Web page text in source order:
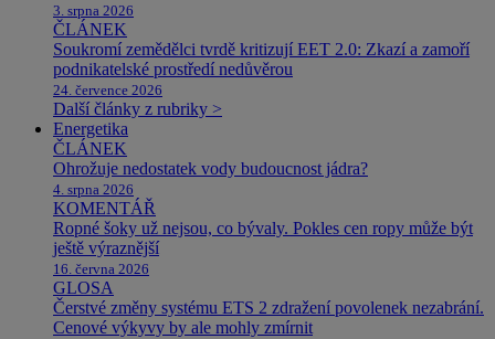
3. srpna 2026
ČLÁNEK
Soukromí zemědělci tvrdě kritizují EET 2.0: Zkazí a zamoří
podnikatelské prostředí nedůvěrou
24. července 2026
Další články z rubriky >
Energetika
ČLÁNEK
Ohrožuje nedostatek vody budoucnost jádra?
4. srpna 2026
KOMENTÁŘ
Ropné šoky už nejsou, co bývaly. Pokles cen ropy může být
ještě výraznější
16. června 2026
GLOSA
Čerstvé změny systému ETS 2 zdražení povolenek nezabrání.
Cenové výkyvy by ale mohly zmírnit